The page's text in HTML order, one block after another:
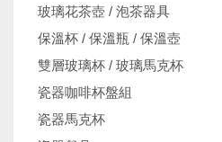
玻璃花茶壺 / 泡茶器具
保溫杯 / 保溫瓶 / 保溫壺
雙層玻璃杯 / 玻璃馬克杯
瓷器咖啡杯盤組
瓷器馬克杯